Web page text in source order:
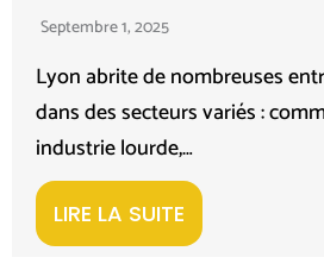
Septembre 1, 2025
Lyon abrite de nombreuses
dans des secteurs variés :
industrie lourde,…
LIRE LA SUITE